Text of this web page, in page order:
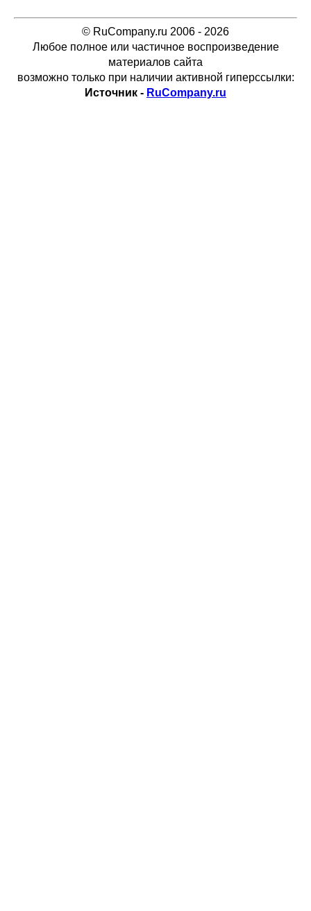
© RuCompany.ru 2006 - 2026
Любое полное или частичное воспроизведение
материалов сайта
возможно только при наличии активной гиперссылки:
Источник - RuCompany.ru